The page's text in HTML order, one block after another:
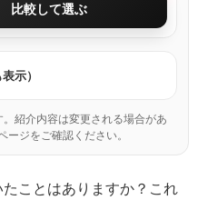
比較して選ぶ
示）
紹介内容は変更される場合があ
ージをご確認ください。
ことはありますか？これ